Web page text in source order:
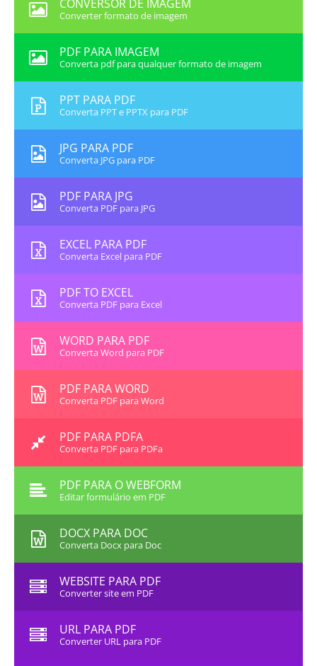
CONVERSOR DE IMAGEM
Converter formato de imagem
PDF PARA IMAGEM
Converta pdf para qualquer formato de imagem
PPT PARA PDF
Converta PPT e PPTX para PDF
JPG PARA PDF
Converta JPG para PDF
PDF PARA JPG
Converta PDF para JPG
EXCEL PARA PDF
Converta Excel para PDF
PDF TO EXCEL
Converta PDF para Excel
WORD PARA PDF
Converta Word para PDF
PDF PARA WORD
Converta PDF para Word
PDF PARA PDFA
Converta PDF para PDFa
PDF PARA O WEBFORM
Editar formulário em PDF
DOCX PARA DOC
Converta Docx para Doc
WEBSITE PARA PDF
Converter site em PDF
URL PARA PDF
Converter URL para PDF